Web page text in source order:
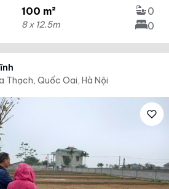
100 m²
8 x 12.5m
0
0
Thạch, Quốc Oai, Hà Nội